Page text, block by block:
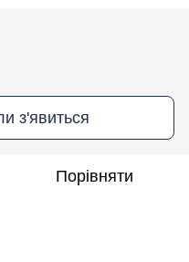
з'явиться
Порівняти